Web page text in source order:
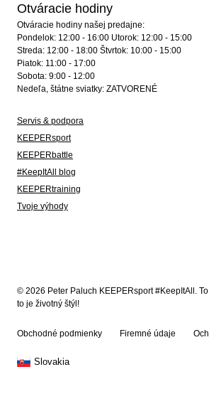
Otváracie hodiny
Otváracie hodiny našej predajne:
Pondelok: 12:00 - 16:00 Utorok: 12:00 - 15:00
Streda: 12:00 - 18:00 Štvrtok: 10:00 - 15:00
Piatok: 11:00 - 17:00
Sobota: 9:00 - 12:00
Nedeľa, štátne sviatky: ZATVORENÉ
Servis & podpora
KEEPERsport
KEEPERbattle
#KeepItAll blog
KEEPERtraining
Tvoje výhody
© 2026 Peter Paluch KEEPERsport #KeepItAll.
to je životný štýl!
Obchodné podmienky Firemné údaje
Slovakia